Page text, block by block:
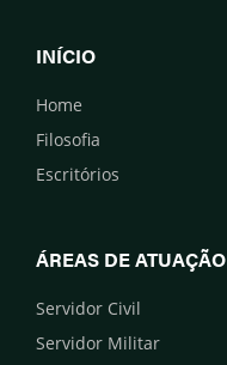
INÍCIO
Home
Filosofia
Escritórios
ÁREAS DE ATUAÇÃO
Servidor Civil
Servidor Militar